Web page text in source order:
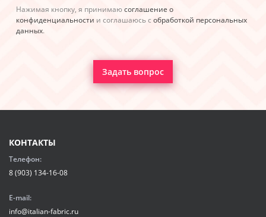
Нажимая кнопку, я принимаюсоглашение о
конфиденциальности и соглашаюсь с обработкой персональных
данных.
Задать вопрос
КОНТАКТЫ
Телефон:
8 (903) 134-16-08
E-mail:
info@italian-fabric.ru